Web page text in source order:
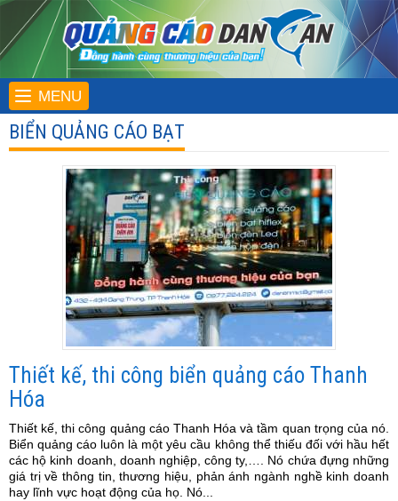
MENU
BIỂN QUẢNG CÁO BẠT
Thiết kế, thi công biển quảng cáo Thanh
Hóa
Thiết kế, thi công quảng cáo Thanh Hóa và tầm quan trọng của nó.
Biển quảng cáo luôn là một yêu cầu không thể thiếu đối với hầu hết
các hộ kinh doanh, doanh nghiệp, công ty,…. Nó chứa đựng những
giá trị về thông tin, thương hiệu, phản ánh ngành nghề kinh doanh
hay lĩnh vực hoạt động của họ. Nó...